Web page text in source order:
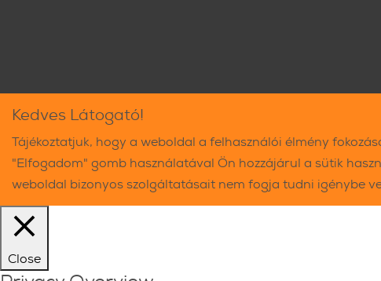
Kedves Látogató!
Tájékoztatjuk, hogy a weboldal a felhasználói élmény
"Elfogadom" gomb használatával Ön hozzájárul a sütik
weboldal bizonyos szolgáltatásait nem fogja tudni igénybe
Close